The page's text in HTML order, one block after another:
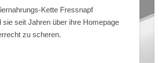
Kette Fressnapf
seit Jahren über ihre Homepage
zu scheren.